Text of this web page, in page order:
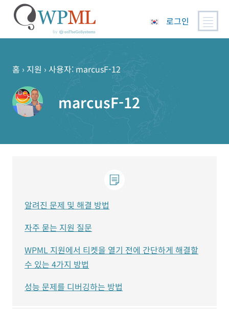
로그인
홈 › 지원 › 사용자: marcusF-12
marcusF-12
알려진 문제 및 해결 방법
자주 묻는 지원 질문
WPML 지원에서 티켓을 열기 전에 간단하게 해결할
수 있는 4가지 방법
성능 문제를 디버깅하는 방법